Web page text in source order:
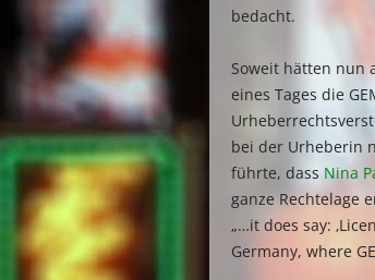
bedacht.
Soweit hätten nun
eines Tages die
bei der Urheberin
führte, dass Nina
ganze Rechtelage
„…it does say:
Germany, where